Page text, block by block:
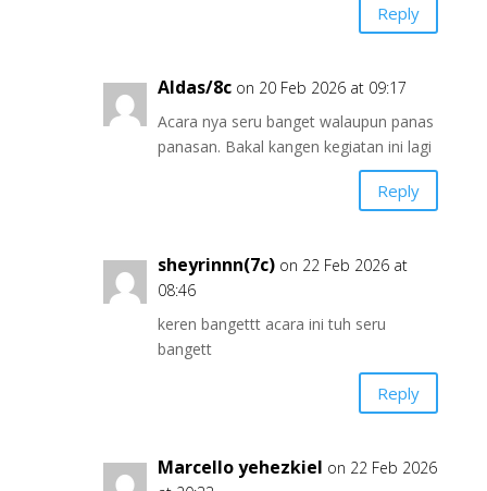
Reply
Aldas/8c on 20 Feb 2026 at 09:17
Acara nya seru banget walaupun panas
panasan. Bakal kangen kegiatan ini lagi
Reply
sheyrinnn(7c) on 22 Feb 2026 at
08:46
keren bangettt acara ini tuh seru
bangett
Reply
Marcello yehezkiel on 22 Feb 2026